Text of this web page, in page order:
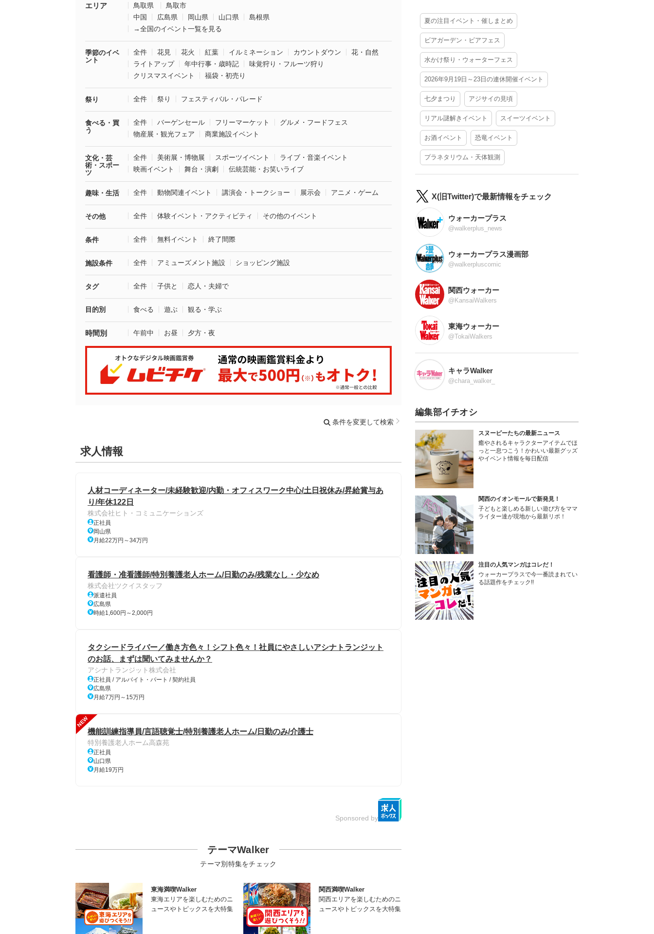
エリア 鳥取県
鳥取市
中国
広島県 岡山県 山口県
島根県
→全国のイベント一覧を見る
季節のイベ
ント
全件 花見 花火 紅葉 イルミネーション カウントダウン
花・自然
ライトアップ
年中行事・歳時記
味覚狩り・フルーツ狩り
クリスマスイベント
福袋・初売り
祭り 全件 祭り フェスティバル・パレード
食べる・買
う
全件 バーゲンセール フリーマーケット
グルメ・フードフェス
物産展・観光フェア
商業施設イベント
文化・芸
術・スポー
ツ
全件 美術展・博物展 スポーツイベント
ライブ・音楽イベント
映画イベント
舞台・演劇 伝統芸能・お笑いライブ
趣味・生活 全件 動物関連イベント 講演会・トークショー 展示会 アニメ・ゲーム
その他 全件 体験イベント・アクティビティ その他のイベント
条件 全件 無料イベント 終了間際
施設条件 全件 アミューズメント施設 ショッピング施設
タグ 全件 子供と 恋人・夫婦で
目的別 食べる 遊ぶ 観る・学ぶ
時間別 午前中 お昼 夕方・夜
条件を変更して検索
求人情報
人材コーディネーター/未経験歓迎/内勤・オフィスワーク中心/土日祝休み/昇給賞与あ
り/年休122日
株式会社ヒト・コミュニケーションズ
正社員
岡山県
月給22万円～34万円
看護師・准看護師/特別養護老人ホーム/日勤のみ/残業なし・少なめ
株式会社ツクイスタッフ
派遣社員
広島県
時給1,600円～2,000円
タクシードライバー／働き方色々！シフト色々！社員にやさしいアシナトランジット
のお話、まずは聞いてみませんか？
アシナトランジット株式会社
正社員 / アルバイト・パート / 契約社員
広島県
月給7万円～15万円
NEW
機能訓練指導員/言語聴覚士/特別養護老人ホーム/日勤のみ/介護士
特別養護老人ホーム高森苑
正社員
山口県
月給19万円
Sponsored by
テーマWalker
テーマ別特集をチェック
東海満喫Walker
東海エリアを楽しむためのニ
ュースやトピックスを大特集
関西満喫Walker
関西エリアを楽しむためのニ
ュースやトピックスを大特集
夏の注目イベント・催しまとめ
ビアガーデン・ビアフェス
水かけ祭り・ウォーターフェス
2026年9月19日～23日の連休開催イベント
七夕まつり アジサイの見頃
リアル謎解きイベント スイーツイベント
お酒イベント 恐竜イベント
プラネタリウム・天体観測
X(旧Twitter)で最新情報をチェック
ウォーカープラス
@walkerplus_news
ウォーカープラス漫画部
@walkerpluscomic
関西ウォーカー
@KansaiWalkers
東海ウォーカー
@TokaiWalkers
キャラWalker
@chara_walker_
編集部イチオシ
スヌーピーたちの最新ニュース
癒やされるキャラクターアイテムでほ
っと一息つこう！かわいい最新グッズ
やイベント情報を毎日配信
関西のイオンモールで新発見！
子どもと楽しめる新しい遊び方をママ
ライター達が現地から最新リポ！
注目の人気マンガはコレだ！
ウォーカープラスで今一番読まれてい
る話題作をチェック!!